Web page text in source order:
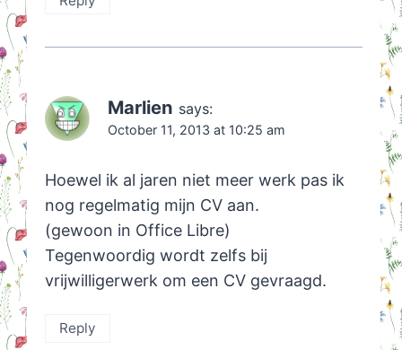
Marlien says:
October 11, 2013 at 10:25 am
Hoewel ik al jaren niet meer werk pas ik
nog regelmatig mijn CV aan.
(gewoon in Office Libre)
Tegenwoordig wordt zelfs bij
vrijwilligerwerk om een CV gevraagd.
Reply